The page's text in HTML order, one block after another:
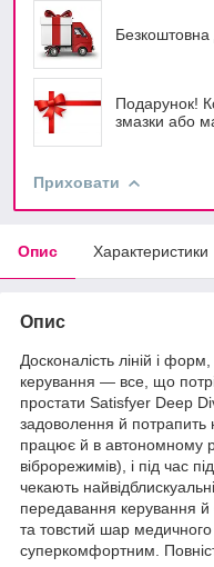
Безкоштовна
Подарунок!
змазки або
Приховати
Опис Характеристики
Опис
Досконалість ліній і форм,
керування — все, що
простати Satisfyer Deep
задоволення й потрапить
працює й в автономному
віброрежимів), і під час
чекають
передавання керування й
та товстий шар медичного
суперкомфортним.